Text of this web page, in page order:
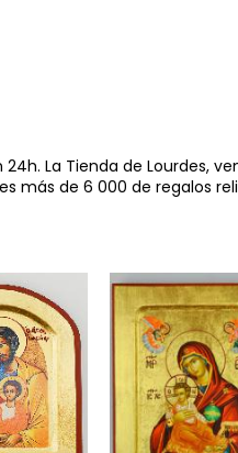
La Tienda de Lourdes,
más de 6 000 de regalos